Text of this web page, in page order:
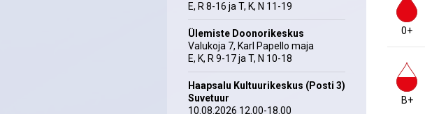
E, R 8-16 ja T, K, N 11-19
Ülemiste Doonorikeskus
Valukoja 7, Karl Papello maja
E, K, R 9-17 ja T, N 10-18
Haapsalu Kultuurikeskus (Posti 3)
Suvetuur
10.08.2026 12.00-18.00
0+
B+